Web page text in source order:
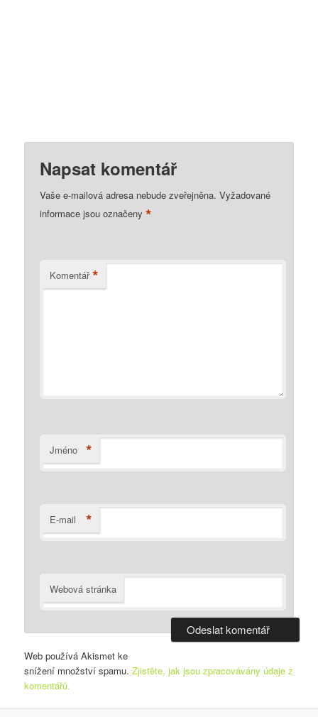
Napsat komentář
Vaše e-mailová adresa nebude zveřejněna. Vyžadované
informace jsou označeny*
Komentář *
Jméno *
E-mail *
Webová stránka
Web používá Akismet ke
snížení množství spamu.Zjistěte, jak jsou zpracovávány údaje z
komentářů.